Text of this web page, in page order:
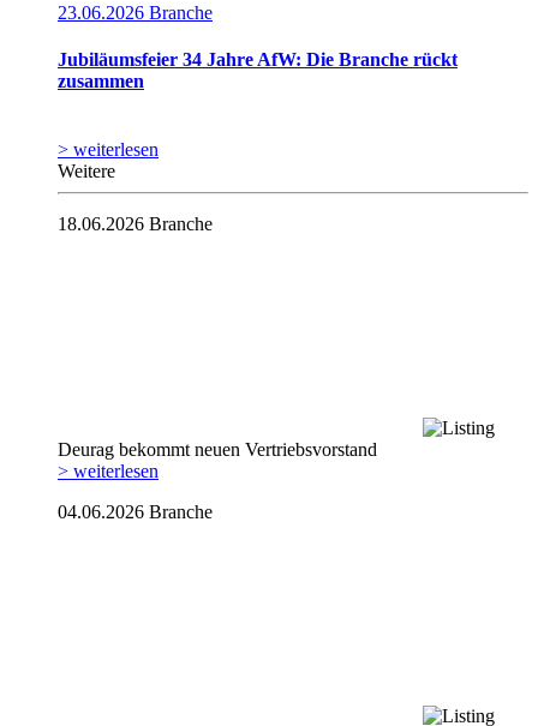
23.06.2026 Branche
Jubiläumsfeier 34 Jahre AfW: Die Branche rückt
zusammen
> weiterlesen
Weitere
18.06.2026 Branche
Deurag bekommt neuen Vertriebsvorstand
> weiterlesen
04.06.2026 Branche